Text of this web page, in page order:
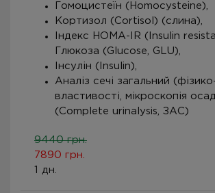
Гомоцистеїн (Homocysteine),
Кортизол (Cortisol) (слина),
Індекс НОМА-IR (Insulin
Глюкоза (Glucose, GLU),
Інсулін (Insulin),
Аналіз сечі загальний (фізико-
властивості, мікроскопія
(Complete urinalysis, ЗАС)
9440 грн.
7890 грн.
1 дн.